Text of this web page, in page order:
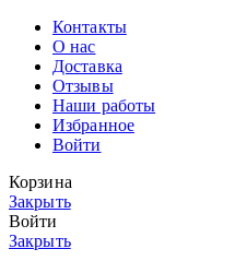
Контакты
О нас
Доставка
Отзывы
Наши работы
Избранное
Войти
Корзина
Закрыть
Войти
Закрыть